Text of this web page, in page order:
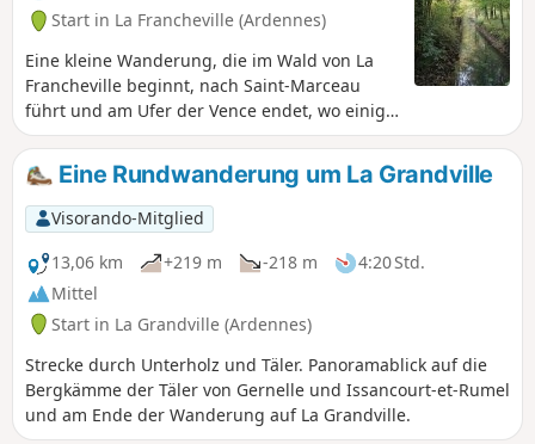
Start in La Francheville (Ardennes)
Eine kleine Wanderung, die im Wald von La
Francheville beginnt, nach Saint-Marceau
führt und am Ufer der Vence endet, wo einige
Industriebrachen, Überreste von
Wassermühlen, zu sehen sind.
Eine Rundwanderung um La Grandville
Visorando-Mitglied
13,06 km
+219 m -218 m
4:20 Std.
Mittel
Start in La Grandville (Ardennes)
Strecke durch Unterholz und Täler. Panoramablick auf die
Bergkämme der Täler von Gernelle und Issancourt-et-Rumel
und am Ende der Wanderung auf La Grandville.